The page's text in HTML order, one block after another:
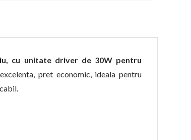
cu unitate driver de 30W pentru
pret economic, ideala pentru